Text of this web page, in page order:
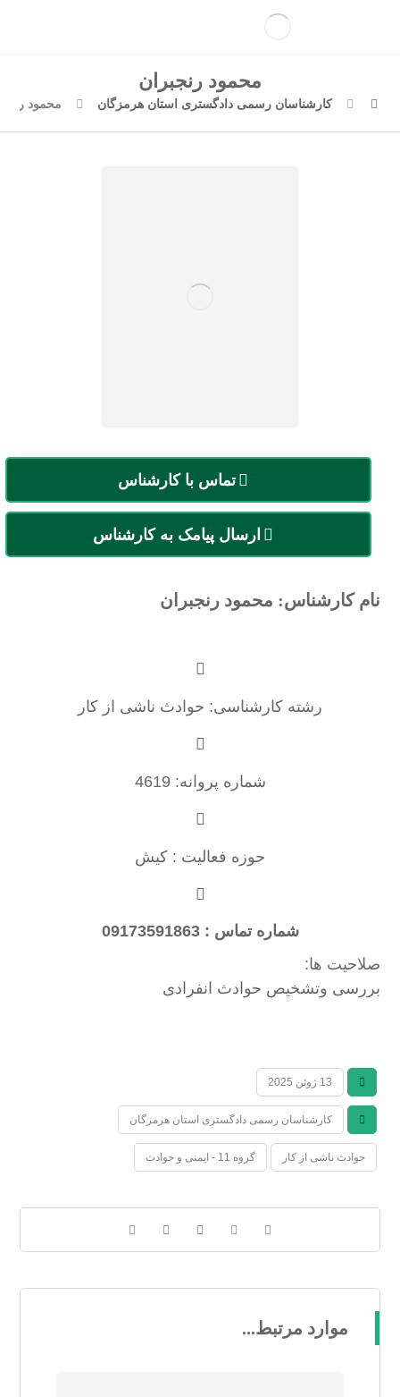
محمود رنجبران
کارشناسان رسمی دادگستری استان هرمزگان محمود
تماس با کارشناس
ارسال پیامک به کارشناس
نام کارشناس: محمود رنجبران
رشته کارشناسی: حوادث ناشی از کار
شماره پروانه: 4619
حوزه فعالیت : کیش
شماره تماس : 09173591863
صلاحیت ها:
بررسی وتشخیص حوادث انفرادی
13 ژوئن 2025
کارشناسان رسمی دادگستری استان هرمزگان
حوادث ناشی از کار گروه 11 - ایمنی و حوادث
موارد مرتبط...